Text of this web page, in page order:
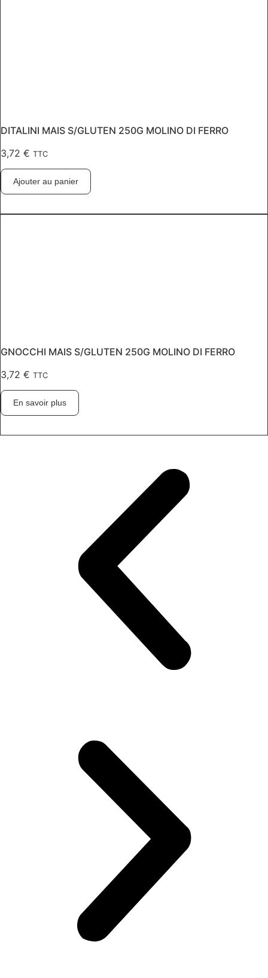
DITALINI MAIS S/GLUTEN 250G MOLINO DI FERRO
3,72 € TTC
Ajouter au panier
GNOCCHI MAIS S/GLUTEN 250G MOLINO DI FERRO
3,72 € TTC
En savoir plus